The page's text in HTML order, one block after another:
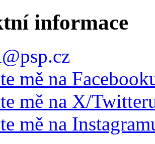
informace
mě na
mě na X/
mě na